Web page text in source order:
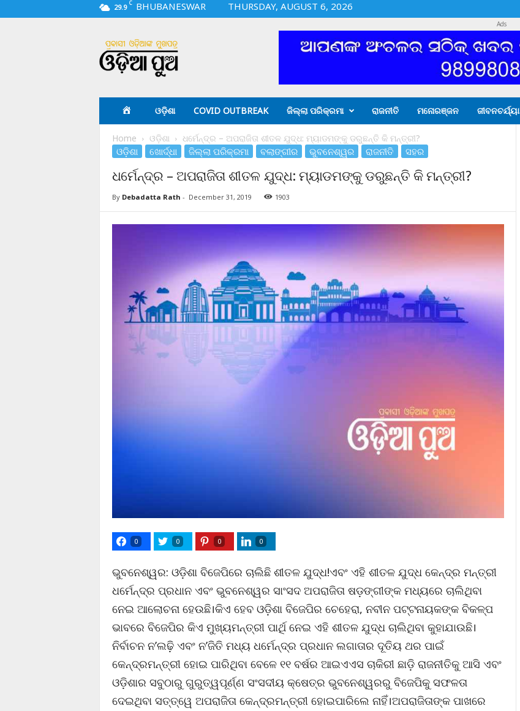
29.9 C BHUBANESWAR
THURSDAY, AUGUST 6, 2026
i
a
Ads
ଓଡ଼ିଶା COVID OUTBREAK ଜିଲ୍ଲା ପରିକ୍ରମା ରାଜନୀତି ମନୋରଞ୍ଜନ ଜୀବନଚର୍ଯ୍ୟା
Home ଓଡ଼ିଶା ଧର୍ମେନ୍ଦ୍ର – ଅପରାଜିତା ଶୀତଳ ଯୁଦ୍ଧ: ମ୍ୟାଡମଙ୍କୁ ଡରୁଛନ୍ତି କି ମନ୍ତ୍ରୀ?
ଓଡ଼ିଶା ଖୋର୍ଦ୍ଧା ଜିଲ୍ଲା ପରିକ୍ରମା ବଲାଙ୍ଗୀର ଭୁବନେଶ୍ୱର ରାଜନୀତି ସହର
ଧର୍ମେନ୍ଦ୍ର – ଅପରାଜିତା ଶୀତଳ ଯୁଦ୍ଧ: ମ୍ୟାଡମଙ୍କୁ ଡରୁଛନ୍ତି କି ମନ୍ତ୍ରୀ?
By Debadatta Rath - December 31, 2019 1903
0 0 0 0
ଭୁବନେଶ୍ୱର: ଓଡ଼ିଶା ବିଜେପିରେ ଚାଲିଛି ଶୀତଳ ଯୁଦ୍ଧ!ଏବଂ ଏହି ଶୀତଳ ଯୁଦ୍ଧ କେନ୍ଦ୍ର ମନ୍ତ୍ରୀ
ଧର୍ମେନ୍ଦ୍ର ପ୍ରଧାନ ଏବଂ ଭୁବନେଶ୍ୱର ସାଂସଦ ଅପରାଜିତା ଷଡ଼ଙ୍ଗୀଙ୍କ ମଧ୍ୟରେ ଚାଲିଥିବା
ନେଇ ଆଲୋଚନା ହେଉଛି।କିଏ ହେବ ଓଡ଼ିଶା ବିଜେପିର ଚେହେରା, ନବୀନ ପଟ୍ଟନାୟକଙ୍କ ବିକଳ୍ପ
ଭାବରେ ବିଜେପିର କିଏ ମୁଖ୍ୟମନ୍ତ୍ରୀ ପାର୍ଥି ନେଇ ଏହି ଶୀତଳ ଯୁଦ୍ଧ ଚାଲିଥିବା କୁହାଯାଉଛି।
ନିର୍ବାଚନ ନ’ଲଢ଼ି ଏବଂ ନ’ଜିତି ମଧ୍ୟ ଧର୍ମେନ୍ଦ୍ର ପ୍ରଧାନ ଲଗାତାର ଦୂତିୟ ଥର ପାଇଁ
କେନ୍ଦ୍ରମନ୍ତ୍ରୀ ହୋଇ ପାରିଥିବା ବେଳେ ୧୧ ବର୍ଷର ଆଇଏଏସ ଚାକିରୀ ଛାଡ଼ି ରାଜନୀତିକୁ ଆସି ଏବଂ
ଓଡ଼ିଶାର ସବୁଠାରୁ ଗୁରୁତ୍ୱପୂର୍ଣ୍ଣ ସଂସଦୀୟ କ୍ଷେତ୍ର ଭୁବନେଶ୍ୱରରୁ ବିଜେପିକୁ ସଫଳତା
ଦେଇଥିବା ସତ୍ତ୍ୱେ ଅପରାଜିତା କେନ୍ଦ୍ରମନ୍ତ୍ରୀ ହୋଇପାରିଲେ ନାହିଁ।ଅପରାଜିତାଙ୍କ ପାଖରେ